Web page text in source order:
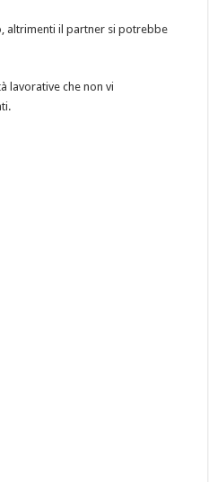
altrimenti il partner si potrebbe
lavorative che non vi